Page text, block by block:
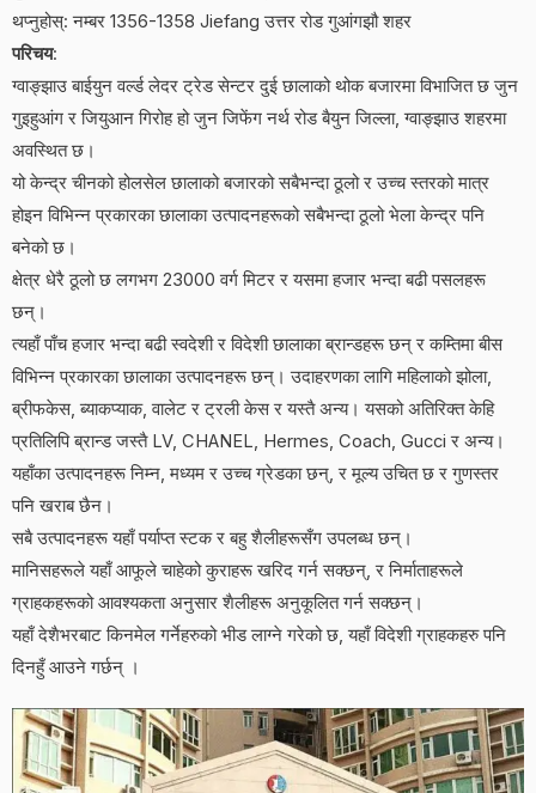
थप्नुहोस्: नम्बर 1356-1358 Jiefang उत्तर रोड गुआंगझौ शहर
परिचय:
ग्वाङ्झाउ बाईयुन वर्ल्ड लेदर ट्रेड सेन्टर दुई छालाको थोक बजारमा विभाजित छ जुन
गुइहुआंग र जियुआन गिरोह हो जुन जिफेंग नर्थ रोड बैयुन जिल्ला, ग्वाङ्झाउ शहरमा
अवस्थित छ।
यो केन्द्र चीनको होलसेल छालाको बजारको सबैभन्दा ठूलो र उच्च स्तरको मात्र
होइन विभिन्न प्रकारका छालाका उत्पादनहरूको सबैभन्दा ठूलो भेला केन्द्र पनि
बनेको छ।
क्षेत्र धेरै ठूलो छ लगभग 23000 वर्ग मिटर र यसमा हजार भन्दा बढी पसलहरू
छन्।
त्यहाँ पाँच हजार भन्दा बढी स्वदेशी र विदेशी छालाका ब्रान्डहरू छन् र कम्तिमा बीस
विभिन्न प्रकारका छालाका उत्पादनहरू छन्। उदाहरणका लागि महिलाको झोला,
ब्रीफकेस, ब्याकप्याक, वालेट र ट्रली केस र यस्तै अन्य। यसको अतिरिक्त केहि
प्रतिलिपि ब्रान्ड जस्तै LV, CHANEL, Hermes, Coach, Gucci र अन्य।
यहाँका उत्पादनहरू निम्न, मध्यम र उच्च ग्रेडका छन्, र मूल्य उचित छ र गुणस्तर
पनि खराब छैन।
सबै उत्पादनहरू यहाँ पर्याप्त स्टक र बहु ​​शैलीहरूसँग उपलब्ध छन्।
मानिसहरूले यहाँ आफूले चाहेको कुराहरू खरिद गर्न सक्छन्, र निर्माताहरूले
ग्राहकहरूको आवश्यकता अनुसार शैलीहरू अनुकूलित गर्न सक्छन्।
यहाँ देशैभरबाट किनमेल गर्नेहरुको भीड लाग्ने गरेको छ, यहाँ विदेशी ग्राहकहरु पनि
दिनहुँ आउने गर्छन् ।